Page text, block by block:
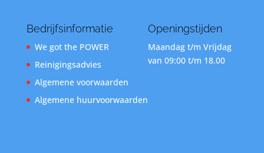
Bedrijfsinformatie
We got the POWER
Reinigingsadvies
Algemene voorwaarden
Algemene huurvoorwaarden
Openingstijden
Maandag t/m Vrijdag
van 09:00 t/m 18.00